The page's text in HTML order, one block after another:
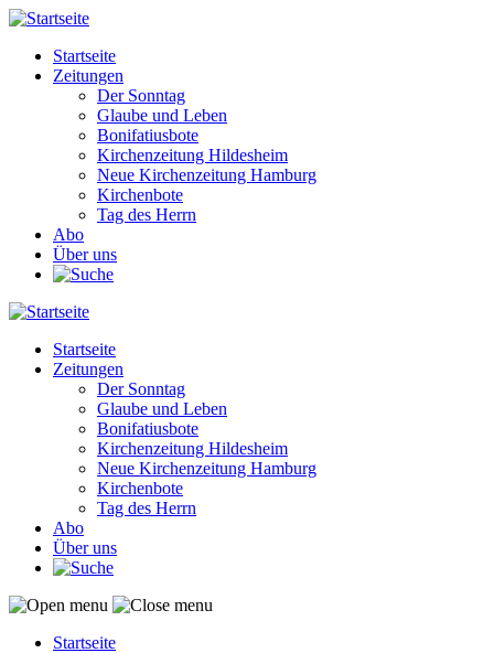
Direkt
Inhalt
Main
navigation
Startseite
Zeitungen
Der Sonntag
Glaube und Leben
Bonifatiusbote
Kirchenzeitung Hildesheim
Neue Kirchenzeitung Hamburg
Kirchenbote
Tag des Herrn
Abo
Über uns
Main
navigation
Startseite
Zeitungen
Der Sonntag
Glaube und Leben
Bonifatiusbote
Kirchenzeitung Hildesheim
Neue Kirchenzeitung Hamburg
Kirchenbote
Tag des Herrn
Abo
Über uns
Startseite